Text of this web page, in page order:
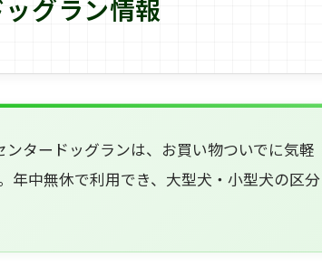
グラン情報
タードッグランは、お買い物ついでに気軽
年中無休で利用でき、大型犬・小型犬の区分